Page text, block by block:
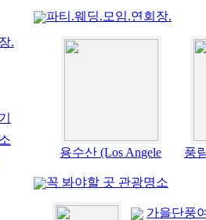
.
파티.웨딩.모임.연회장.
용수산 (Los Angele 풍
꼭 봐야할 곳 관광명소
가을단풍